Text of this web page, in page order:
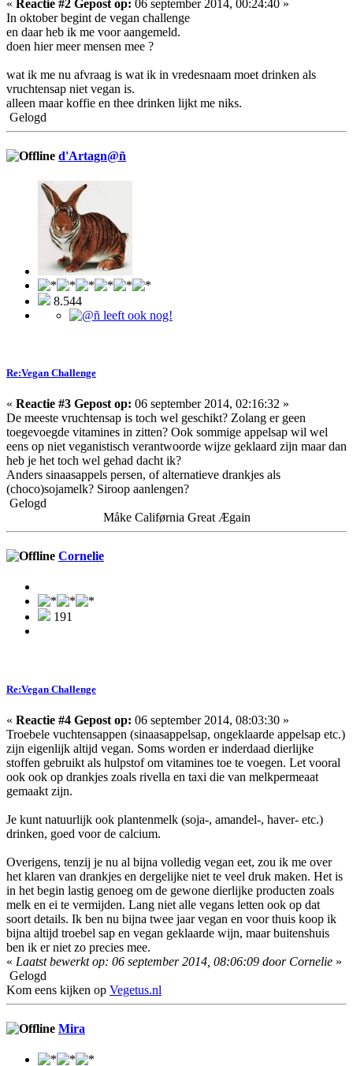
« Reactie #2 Gepost op: 06 september 2014, 00:24:40 »
In oktober begint de vegan challenge
en daar heb ik me voor aangemeld.
doen hier meer mensen mee ?
wat ik me nu afvraag is wat ik in vredesnaam moet drinken als
vruchtensap niet vegan is.
alleen maar koffie en thee drinken lijkt me niks.
Gelogd
d'Artagn@ñ
8.544
Re:Vegan Challenge
« Reactie #3 Gepost op: 06 september 2014, 02:16:32 »
De meeste vruchtensap is toch wel geschikt? Zolang er geen
toegevoegde vitamines in zitten? Ook sommige appelsap wil wel
eens op niet veganistisch verantwoorde wijze geklaard zijn maar dan
heb je het toch wel gehad dacht ik?
Anders sinaasappels persen, of alternatieve drankjes als
(choco)sojamelk? Siroop aanlengen?
Gelogd
Måke Califørnia Great Ægain
Cornelie
191
Re:Vegan Challenge
« Reactie #4 Gepost op: 06 september 2014, 08:03:30 »
Troebele vuchtensappen (sinaasappelsap, ongeklaarde appelsap etc.)
zijn eigenlijk altijd vegan. Soms worden er inderdaad dierlijke
stoffen gebruikt als hulpstof om vitamines toe te voegen. Let vooral
ook ook op drankjes zoals rivella en taxi die van melkpermeaat
gemaakt zijn.
Je kunt natuurlijk ook plantenmelk (soja-, amandel-, haver- etc.)
drinken, goed voor de calcium.
Overigens, tenzij je nu al bijna volledig vegan eet, zou ik me over
het klaren van drankjes en dergelijke niet te veel druk maken. Het is
in het begin lastig genoeg om de gewone dierlijke producten zoals
melk en ei te vermijden. Lang niet alle vegans letten ook op dat
soort details. Ik ben nu bijna twee jaar vegan en voor thuis koop ik
bijna altijd troebel sap en vegan geklaarde wijn, maar buitenshuis
ben ik er niet zo precies mee.
« Laatst bewerkt op: 06 september 2014, 08:06:09 door Cornelie »
Gelogd
Kom eens kijken op Vegetus.nl
Mira